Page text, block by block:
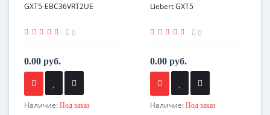
GXT5-EBC36VRT2UE
0
0.00 руб.
Наличие: Под заказ
Liebert GXT5
0
0.00 руб.
Наличие: Под заказ